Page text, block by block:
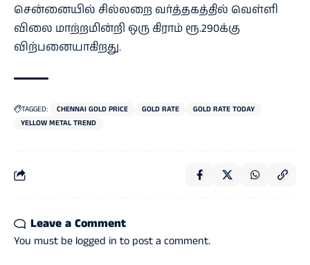
சென்னையில் சில்லறை வர்த்தகத்தில் வெள்ளி
விலை மாற்றமின்றி ஒரு கிராம் ரூ.290க்கு
விற்பனையாகிறது.
TAGGED: CHENNAI GOLD PRICE GOLD RATE
GOLD RATE TODAY
YELLOW METAL TREND
Leave a Comment
You must be logged in to post a comment.